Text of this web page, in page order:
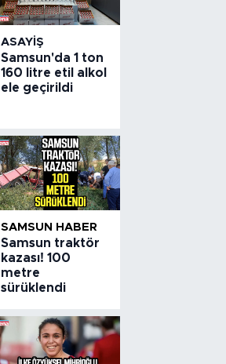
ASAYIŞ
Samsun'da 1 ton
160 litre etil alkol
ele geçirildi
SAMSUN HABER
Samsun traktör
kazası! 100
metre
sürüklendi